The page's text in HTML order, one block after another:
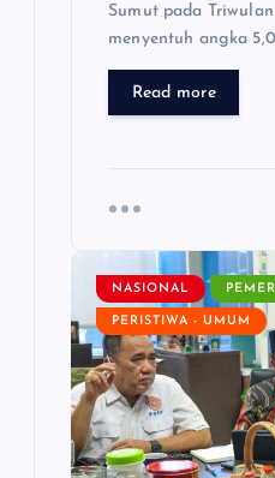
Sumut pada
menyentuh angka
Read more
NASIONAL
PERISTIWA - UMUM